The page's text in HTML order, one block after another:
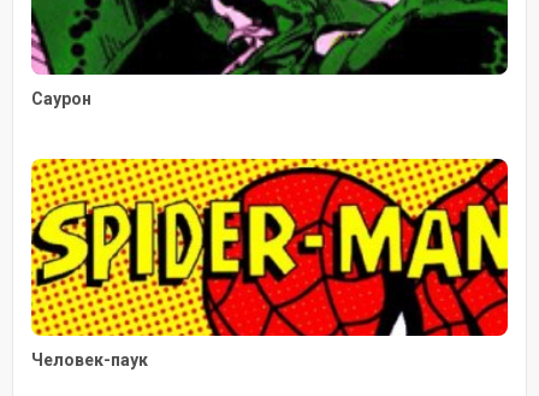
Саурон
Человек-паук